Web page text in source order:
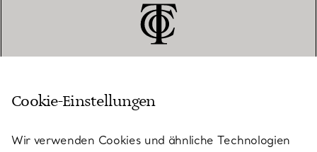
KUNDENSERVICE
Cookie-Einstellungen
Wir verwenden Cookies und ähnliche Technologien